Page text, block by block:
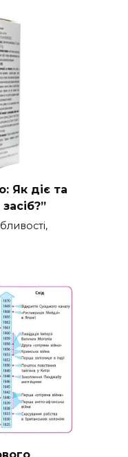
Як діє та